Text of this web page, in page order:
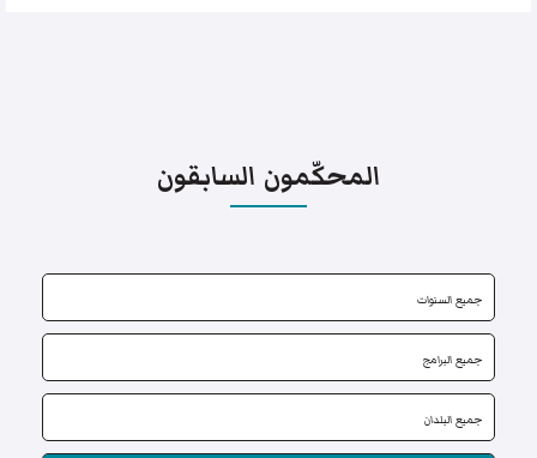
المحكّمون السابقون